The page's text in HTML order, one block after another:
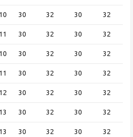
30 32 30 32
30 32 30 32
30 32 30 32
30 32 30 32
30 32 30 32
30 32 30 32
30 32 30 32